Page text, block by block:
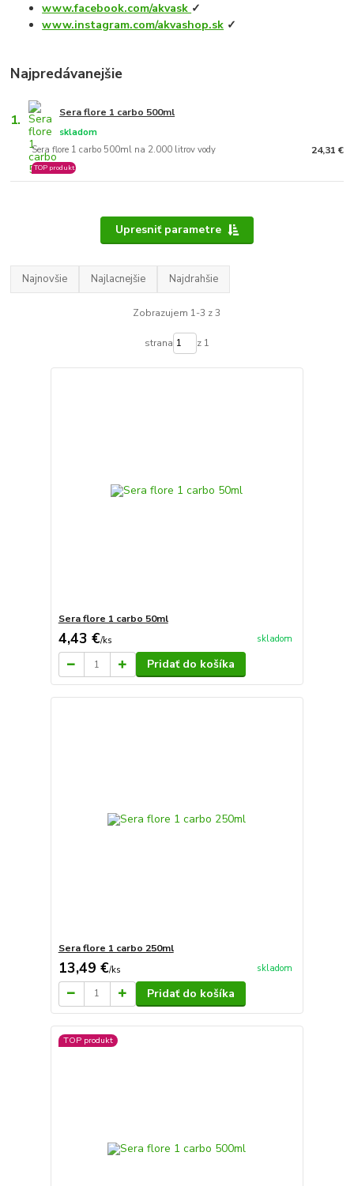
www.facebook.com/akvask ✓
www.instagram.com/akvashop.sk ✓
Najpredávanejšie
1. Sera flore 1 carbo 500ml
Sera flore 1 carbo 500ml na 2.000 litrov vody
skladom
TOP produkt
24,31 €
Upresniť parametre
Najnovšie Najlacnejšie Najdrahšie
Zobrazujem 1-3 z 3
strana z 1
Sera flore 1 carbo 50ml
4,43 €/ks skladom
Pridať do košíka
Sera flore 1 carbo 250ml
13,49 €/ks skladom
Pridať do košíka
TOP produkt